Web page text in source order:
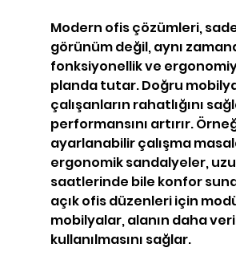
Modern ofis çözümleri,
görünüm değil, aynı
fonksiyonellik ve
planda tutar. Doğru
çalışanların rahatlığını
performansını artırır.
ayarlanabilir çalışma
ergonomik sandalyeler,
saatlerinde bile konfor
açık ofis düzenleri için
mobilyalar, alanın daha
kullanılmasını sağlar.